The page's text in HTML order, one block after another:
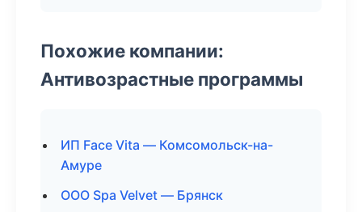
Похожие компании:
Антивозрастные программы
ИП Face Vita — Комсомольск-на-
Амуре
ООО Spa Velvet — Брянск